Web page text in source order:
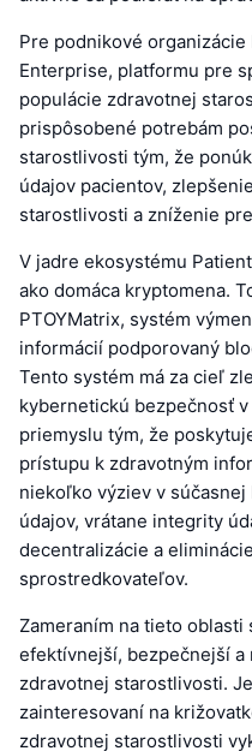
Pre podnikové
Enterprise, platformu pre
populácie zdravotnej
prispôsobené potrebám
starostlivosti tým, že
údajov pacientov,
starostlivosti a zníženie
V jadre ekosystému
ako domáca kryptomena.
PTOYMatrix, systém
informácií podporovaný
Tento systém má za cieľ
kybernetickú bezpečnosť
priemyslu tým, že
prístupu k zdravotným
niekoľko výziev v
údajov, vrátane integrity
decentralizácie a
sprostredkovateľov.
Zameraním na tieto
efektívnejší, bezpečnejší a
zdravotnej starostlivosti.
zainteresovaní na
zdravotnej starostlivosti